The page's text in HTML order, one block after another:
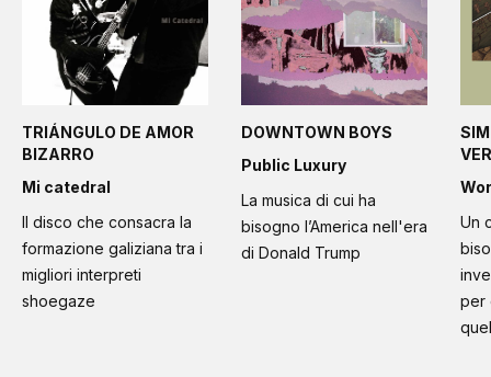
TRIÁNGULO DE AMOR
BIZARRO
Mi catedral
Il disco che consacra la
formazione galiziana tra i
migliori interpreti
shoegaze
DOWNTOWN BOYS
Public Luxury
La musica di cui ha
bisogno l’America nell'era
di Donald Trump
Un
per